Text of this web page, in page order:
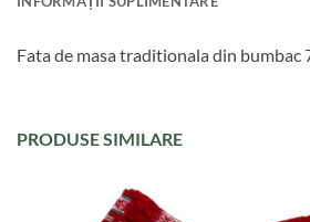
Fata de masa traditionala din bumbac
PRODUSE SIMILARE